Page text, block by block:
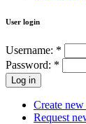
User login
Username: *
Password: *
Create
Request